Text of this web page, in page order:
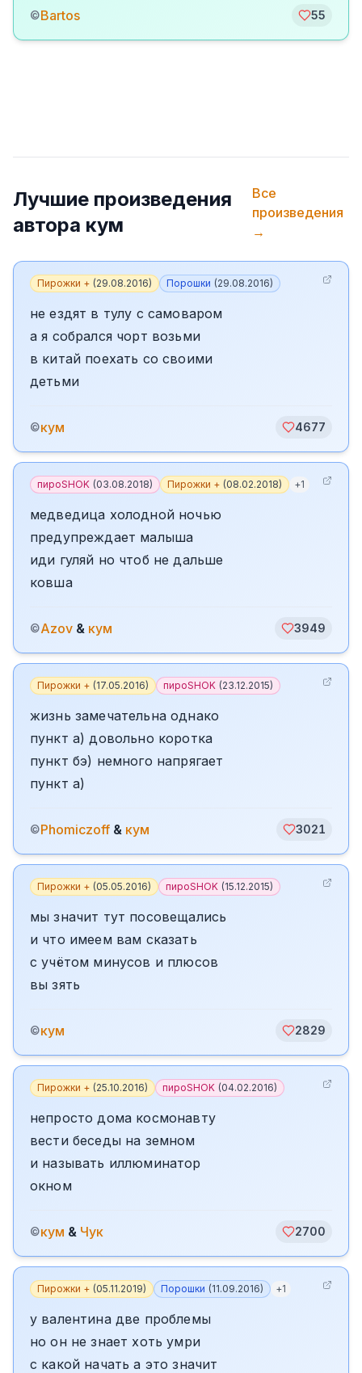
©Bartos 55
Лучшие произведения
автора кум
Все
произведения
→
Пирожки + (29.08.2016) Порошки (29.08.2016)
не ездят в тулу с самоваром
а я собрался чорт возьми
в китай поехать со своими
детьми
©кум 4677
пироSHOK (03.08.2018) Пирожки + (08.02.2018) +1
медведица холодной ночью
предупреждает малыша
иди гуляй но чтоб не дальше
ковша
©Azov & кум 3949
Пирожки + (17.05.2016) пироSHOK (23.12.2015)
жизнь замечательна однако
пункт а) довольно коротка
пункт бэ) немного напрягает
пункт а)
©Phomiczoff & кум 3021
Пирожки + (05.05.2016) пироSHOK (15.12.2015)
мы значит тут посовещались
и что имеем вам сказать
с учётом минусов и плюсов
вы зять
©кум 2829
Пирожки + (25.10.2016) пироSHOK (04.02.2016)
непросто дома космонавту
вести беседы на земном
и называть иллюминатор
окном
©кум & Чук 2700
Пирожки + (05.11.2019) Порошки (11.09.2016) +1
у валентина две проблемы
но он не знает хоть умри
с какой начать а это значит